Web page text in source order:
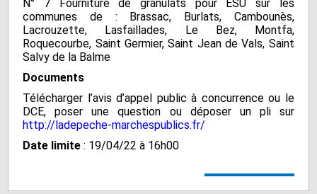
N° 7 Fourniture de granulats pour ESU sur les
communes de : Brassac, Burlats, Cambounès,
Lacrouzette, Lasfaillades, Le Bez, Montfa,
Roquecourbe, Saint Germier, Saint Jean de Vals, Saint
Salvy de la Balme
Documents
Télécharger l’avis d’appel public à concurrence ou le
DCE, poser une question ou déposer un pli sur
http://ladepeche-marchespublics.fr/
Date limite : 19/04/22 à 16h00